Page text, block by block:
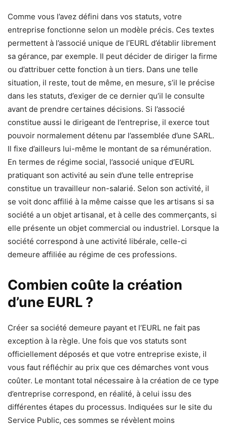
Comme vous l’avez défini dans vos statuts, votre
entreprise fonctionne selon un modèle précis. Ces textes
permettent à l’associé unique de l’EURL d’établir librement
sa gérance, par exemple. Il peut décider de diriger la firme
ou d’attribuer cette fonction à un tiers. Dans une telle
situation, il reste, tout de même, en mesure, s’il le précise
dans les statuts, d’exiger de ce dernier qu’il le consulte
avant de prendre certaines décisions. Si l’associé
constitue aussi le dirigeant de l’entreprise, il exerce tout
pouvoir normalement détenu par l’assemblée d’une SARL.
Il fixe d’ailleurs lui-même le montant de sa rémunération.
En termes de régime social, l’associé unique d’EURL
pratiquant son activité au sein d’une telle entreprise
constitue un travailleur non-salarié. Selon son activité, il
se voit donc affilié à la même caisse que les artisans si sa
société a un objet artisanal, et à celle des commerçants, si
elle présente un objet commercial ou industriel. Lorsque la
société correspond à une activité libérale, celle-ci
demeure affiliée au régime de ces professions.
Combien coûte la création
d’une EURL ?
Créer sa société demeure payant et l’EURL ne fait pas
exception à la règle. Une fois que vos statuts sont
officiellement déposés et que votre entreprise existe, il
vous faut réfléchir au prix que ces démarches vont vous
coûter. Le montant total nécessaire à la création de ce type
d’entreprise correspond, en réalité, à celui issu des
différentes étapes du processus. Indiquées sur le site du
Service Public, ces sommes se révèlent moins